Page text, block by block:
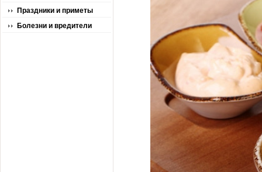
Праздники и приметы
Болезни и вредители